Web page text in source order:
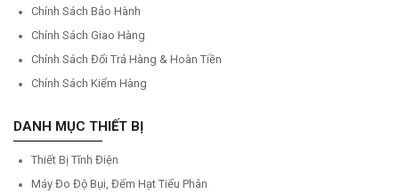
Chính Sách Bảo Hành
Chính Sách Giao Hàng
Chính Sách Đổi Trả Hàng & Hoàn Tiền
Chính Sách Kiểm Hàng
DANH MỤC THIẾT BỊ
Thiết Bị Tĩnh Điện
Máy Đo Độ Bụi, Đếm Hạt Tiểu Phân